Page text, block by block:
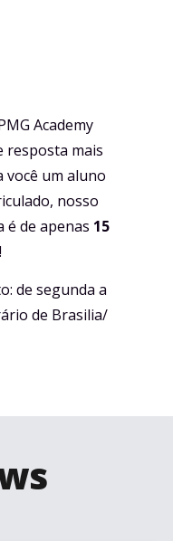
Academy
resposta mais
você um aluno
nosso
é de apenas 15
!
de segunda a
de Brasilia/